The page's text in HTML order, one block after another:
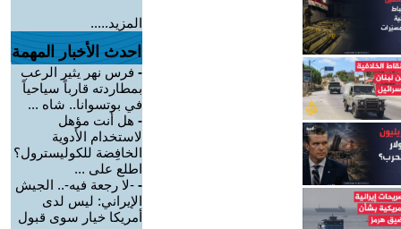
المزيد.....
احدث الأخبار المهمة
- فرس نهر يثير الرعب
بمطاردته قارباً سياحياً
في بوتسوانا.. شاه ...
- هل أنت مؤهل
لاستخدام الأدوية
الخافِضة للكوليسترول؟
اطلع على ...
- -لا رجعة فيه-.. الجيش
الإيراني: ليس لدى
أمريكا خيار سوى قبول